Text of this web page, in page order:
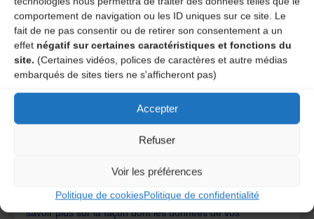
comportement de navigation ou les ID uniques sur ce site. Le
fait de ne pas consentir ou de retirer son consentement a un
effet négatif sur certaines caractéristiques et fonctions du
site. (Certaines vidéos, polices de caractères et autre médias
embarqués de sites tiers ne s'afficheront pas)
Accepter
Refuser
Voir les préférences
Politique de cookiesPolitique de confidentialité
Save my name, email, and site URL in my browser for next
Ce site utilise Akismet pour réduire les indésirables.En
savoir plus sur la façon dont les données de vos